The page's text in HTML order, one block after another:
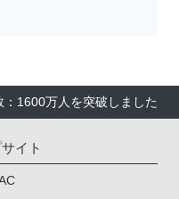
：1600万人を突破しました
イト